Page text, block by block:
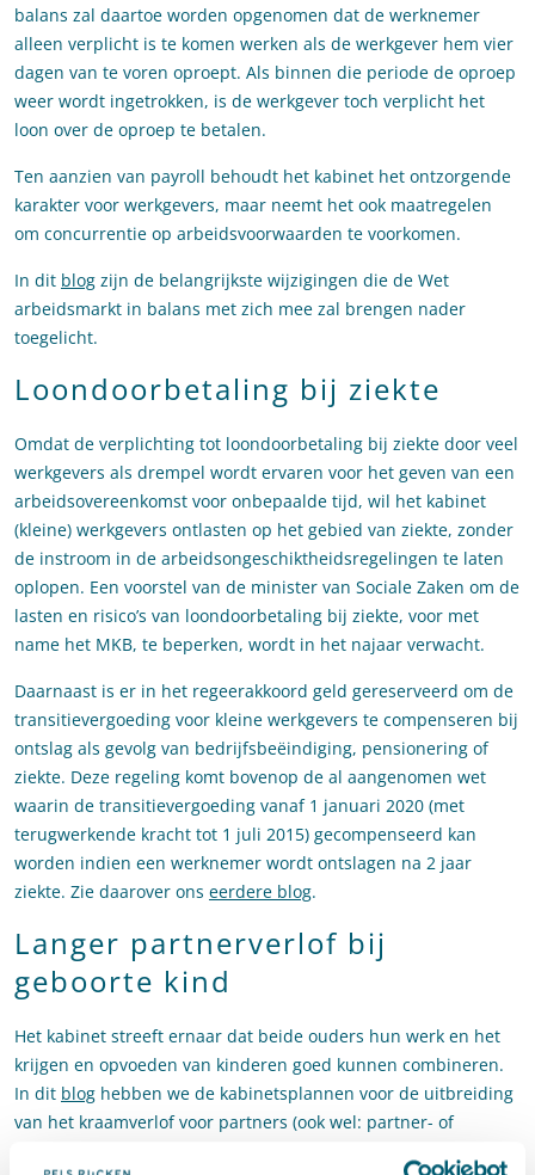
balans zal daartoe worden opgenomen dat de werknemer
alleen verplicht is te komen werken als de werkgever hem vier
dagen van te voren oproept. Als binnen die periode de oproep
weer wordt ingetrokken, is de werkgever toch verplicht het
loon over de oproep te betalen.
Ten aanzien van payroll behoudt het kabinet het ontzorgende
karakter voor werkgevers, maar neemt het ook maatregelen
om concurrentie op arbeidsvoorwaarden te voorkomen.
In dit blog zijn de belangrijkste wijzigingen die de Wet
arbeidsmarkt in balans met zich mee zal brengen nader
toegelicht.
Loondoorbetaling bij ziekte
Omdat de verplichting tot loondoorbetaling bij ziekte door veel
werkgevers als drempel wordt ervaren voor het geven van een
arbeidsovereenkomst voor onbepaalde tijd, wil het kabinet
(kleine) werkgevers ontlasten op het gebied van ziekte, zonder
de instroom in de arbeidsongeschiktheidsregelingen te laten
oplopen. Een voorstel van de minister van Sociale Zaken om de
lasten en risico’s van loondoorbetaling bij ziekte, voor met
name het MKB, te beperken, wordt in het najaar verwacht.
Daarnaast is er in het regeerakkoord geld gereserveerd om de
transitievergoeding voor kleine werkgevers te compenseren bij
ontslag als gevolg van bedrijfsbeëindiging, pensionering of
ziekte. Deze regeling komt bovenop de al aangenomen wet
waarin de transitievergoeding vanaf 1 januari 2020 (met
terugwerkende kracht tot 1 juli 2015) gecompenseerd kan
worden indien een werknemer wordt ontslagen na 2 jaar
ziekte. Zie daarover ons eerdere blog.
Langer partnerverlof bij
geboorte kind
Het kabinet streeft ernaar dat beide ouders hun werk en het
krijgen en opvoeden van kinderen goed kunnen combineren.
In dit blog hebben we de kabinetsplannen voor de uitbreiding
van het kraamverlof voor partners (ook wel: partner- of